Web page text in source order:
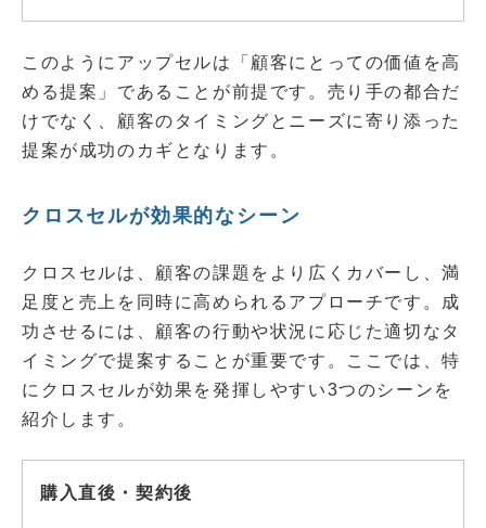
このようにアップセルは「顧客にとっての価値を高
める提案」であることが前提です。売り手の都合だ
けでなく、顧客のタイミングとニーズに寄り添った
提案が成功のカギとなります。
クロスセルが効果的なシーン
クロスセルは、顧客の課題をより広くカバーし、満
足度と売上を同時に高められるアプローチです。成
功させるには、顧客の行動や状況に応じた適切なタ
イミングで提案することが重要です。ここでは、特
にクロスセルが効果を発揮しやすい3つのシーンを
紹介します。
購入直後・契約後